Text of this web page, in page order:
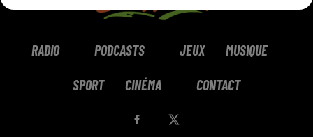
RADIO PODCASTS JEUX MUSIQUE
SPORT CINÉMA CONTACT